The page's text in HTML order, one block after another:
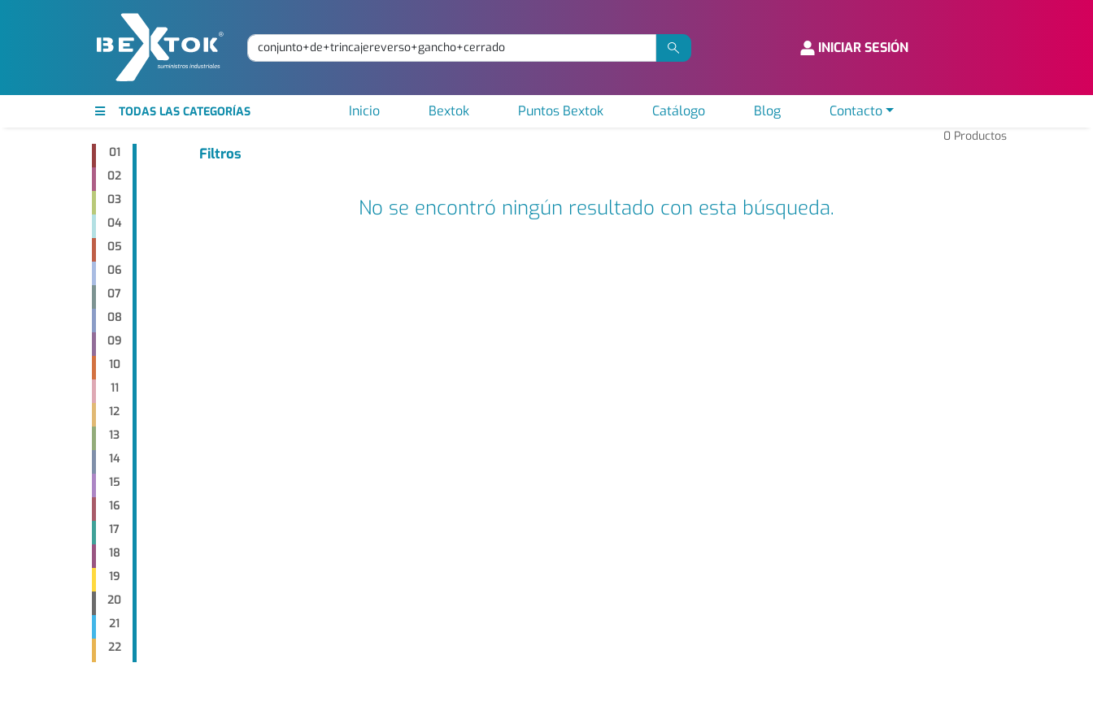
INICIAR SESIÓN
TODAS LAS CATEGORÍAS Inicio Bextok Puntos Bextok Catálogo Blog Contacto
01
02
03
04
05
06
07
08
09
10
11
12
13
14
15
16
17
18
19
20
21
22
Filtros
0 Productos
No se encontró ningún resultado con esta búsqueda.